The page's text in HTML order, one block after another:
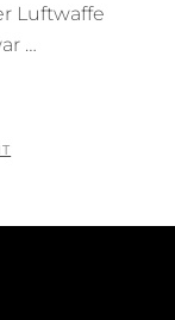
Luftwaffe
…